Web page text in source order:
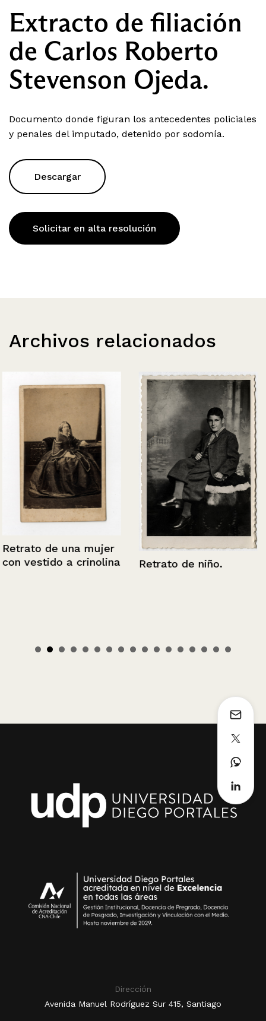
Extracto de filiación
de Carlos Roberto
Stevenson Ojeda.
Documento donde figuran los antecedentes policiales
y penales del imputado, detenido por sodomía.
Descargar
Solicitar en alta resolución
Archivos relacionados
Retrato de una mujer
con vestido a crinolina
Retrato de niño.
Dirección
Avenida Manuel Rodríguez Sur 415, Santiago